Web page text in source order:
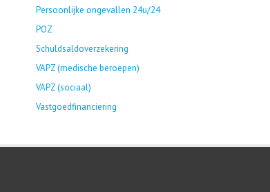
Persoonlijke ongevallen 24u/24
POZ
Schuldsaldoverzekering
VAPZ (medische beroepen)
VAPZ (sociaal)
Vastgoedfinanciering